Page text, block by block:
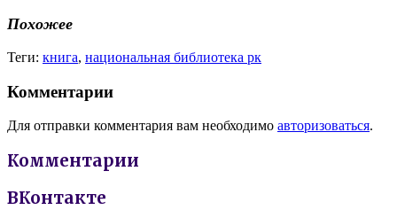
Похожее
Теги: книга, национальная библиотека рк
Комментарии
Для отправки комментария вам необходимо авторизоваться.
Комментарии
ВКонтакте